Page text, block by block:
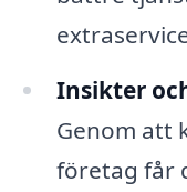
Insikter
Genom att
företag får